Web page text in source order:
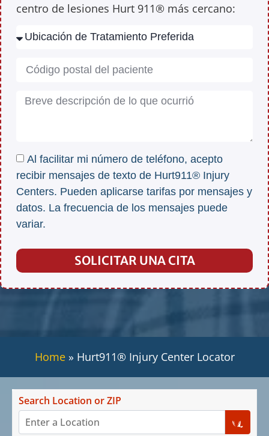
centro de lesiones Hurt 911® más cercano:
Al facilitar mi número de teléfono, acepto
recibir mensajes de texto de Hurt911® Injury
Centers. Pueden aplicarse tarifas por mensajes y
datos. La frecuencia de los mensajes puede
variar.
SOLICITAR UNA CITA
Home» Hurt911® Injury Center Locator
Search Location or ZIP